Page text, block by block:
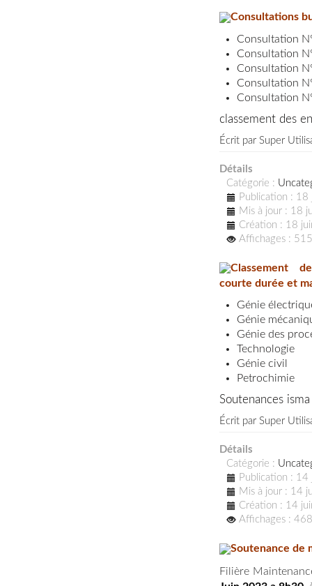
Consultations
Consultation
Consultation
Consultation
Consultation
Consultation
classement des
Écrit par Super
Détails
Catégorie :
Publication :
Mis à jour : 18
Création : 18
Affichages :
Classement
courte durée et
Génie
Génie
Génie des
Technologie
Génie civil
Petrochimie
Soutenances isma
Écrit par Super
Détails
Catégorie :
Publication :
Mis à jour : 14
Création : 14
Affichages :
Soutenance de
Filière